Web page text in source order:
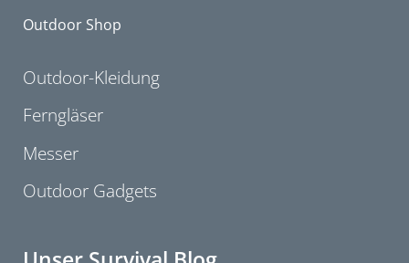
Outdoor Shop
Outdoor-Kleidung
Ferngläser
Messer
Outdoor Gadgets